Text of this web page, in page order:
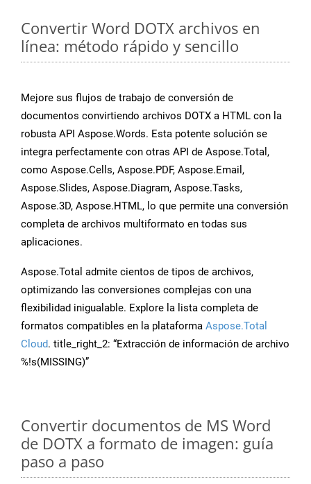
Convertir Word DOTX archivos en
línea: método rápido y sencillo
Mejore sus flujos de trabajo de conversión de
documentos convirtiendo archivos DOTX a HTML con la
robusta API Aspose.Words. Esta potente solución se
integra perfectamente con otras API de Aspose.Total,
como Aspose.Cells, Aspose.PDF, Aspose.Email,
Aspose.Slides, Aspose.Diagram, Aspose.Tasks,
Aspose.3D, Aspose.HTML, lo que permite una conversión
completa de archivos multiformato en todas sus
aplicaciones.
Aspose.Total admite cientos de tipos de archivos,
optimizando las conversiones complejas con una
flexibilidad inigualable. Explore la lista completa de
formatos compatibles en la plataforma Aspose.Total
Cloud. title_right_2: “Extracción de información de archivo
%!s(MISSING)”
Convertir documentos de MS Word
de DOTX a formato de imagen: guía
paso a paso